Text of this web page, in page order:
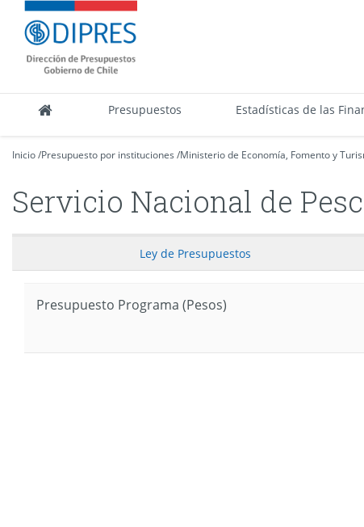
Contenido
principalDIPRES
-
Dirección
de
Presupuestos Estadísticas de las
Inicio/Presupuesto por instituciones /Ministerio de Economía, Fomento y
Servicio Nacional de
Ley de Presupuestos
Presupuesto Programa (Pesos)